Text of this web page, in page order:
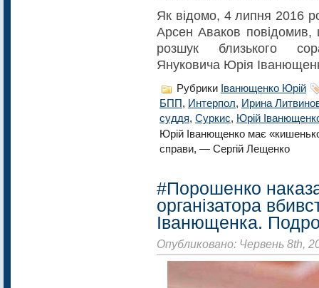
Як відомо, 4 липня 2016
Арсен Аваков повідомив,
розшук близького
Януковича Юрія
Рубрики Іванющенко Юрій
БПП, Интерпол, Ирина
суддя, Суркис, Юрій
Юрій Іванющенко має
справи, — Сергій Лещенко
#Порошенко
організатора
Іванющенка.
Опубликовано: Червень 8th,